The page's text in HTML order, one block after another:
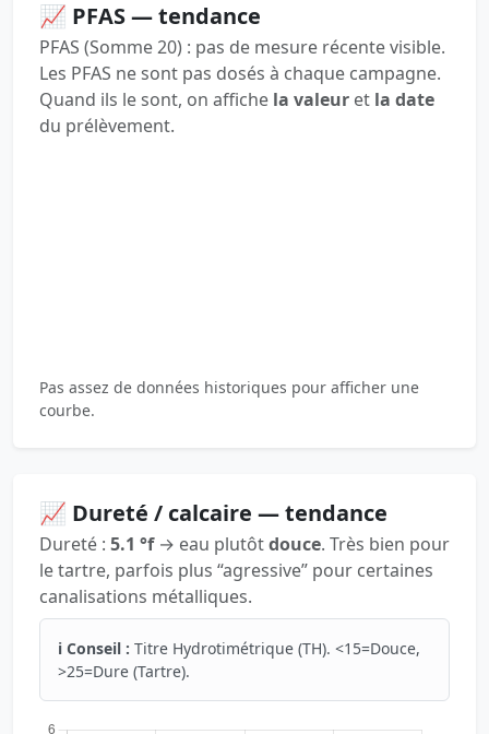
📈 PFAS — tendance
PFAS (Somme 20) : pas de mesure récente visible.
Les PFAS ne sont pas dosés à chaque campagne.
Quand ils le sont, on affiche la valeur et la date
du prélèvement.
Pas assez de données historiques pour afficher une
courbe.
📈 Dureté / calcaire — tendance
Dureté : 5.1 °f→ eau plutôtdouce. Très bien pour
le tartre, parfois plus “agressive” pour certaines
canalisations métalliques.
ℹ️ Conseil : Titre Hydrotimétrique (TH). <15=Douce,
>25=Dure (Tartre).